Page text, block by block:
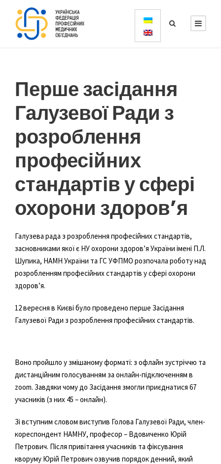
Перше засідання
Галузевої Ради з
розроблення
професійних
стандартів у сфері
охорони здоров’я
Галузева рада з розроблення професійних стандартів,
засновниками якої є НУ охорони здоров’я України імені П.Л.
Шупика, НАМН України та ГС УФПМО розпочала роботу над
розробленням професійних стандартів у сфері охорони
здоров’я.
12 вересня в Києві було проведено перше Засідання
Галузевої Ради з розроблення професійних стандартів.
Воно пройшло у змішаному форматі: з офлайн зустріччю та
дистанційним голосуванням за онлайн-підключенням в
zoom. Завдяки чому до Засідання змогли приєднатися 67
учасників (з них 45 – онлайн).
Зі вступним словом виступив Голова Галузевої Ради, член-
кореспондент НАМНУ, професор – Вдовиченко Юрій
Петрович. Після привітання учасників та фіксування
кворуму Юрій Петрович озвучив порядок денний, який